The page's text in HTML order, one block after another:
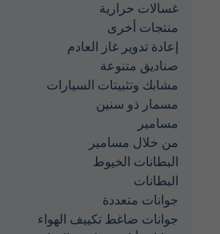
غسالات حرارية
منتجات أخرى
إعادة تدوير غاز العادم
صناديق متنوعة
مشابك وتثبيتات السيارات
مسمار ذو سنين
مسامير
من خلال مسامير
البطانات الخيوط
البطانات
جوانات متعددة
جوانات ضاغط تكييف الهواء